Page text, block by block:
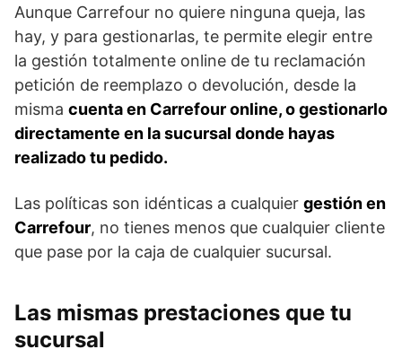
Aunque Carrefour no quiere ninguna queja, las
hay, y para gestionarlas, te permite elegir entre
la gestión totalmente online de tu reclamación
petición de reemplazo o devolución, desde la
misma cuenta en Carrefour online, o gestionarlo
directamente en la sucursal donde hayas
realizado tu pedido.
Las políticas son idénticas a cualquier gestión en
Carrefour, no tienes menos que cualquier cliente
que pase por la caja de cualquier sucursal.
Las mismas prestaciones que tu
sucursal